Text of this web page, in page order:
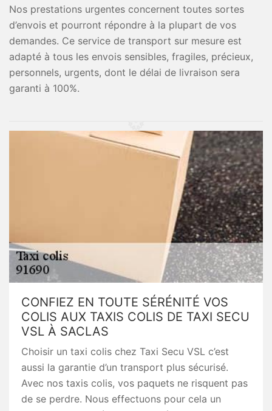
Nos prestations urgentes concernent toutes sortes
d’envois et pourront répondre à la plupart de vos
demandes. Ce service de transport sur mesure est
adapté à tous les envois sensibles, fragiles, précieux,
personnels, urgents, dont le délai de livraison sera
garanti à 100%.
CONFIEZ EN TOUTE SÉRÉNITÉ VOS
COLIS AUX TAXIS COLIS DE TAXI SECU
VSL À SACLAS
Choisir un taxi colis chez Taxi Secu VSL c’est
aussi la garantie d’un transport plus sécurisé.
Avec nos taxis colis, vos paquets ne risquent pas
de se perdre. Nous effectuons pour cela un